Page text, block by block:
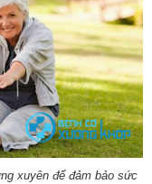
xuyên để đảm bảo sức